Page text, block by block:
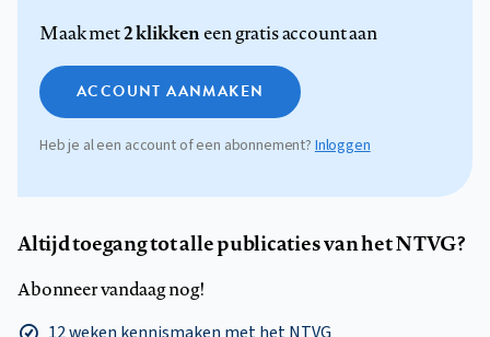
Maak met2 klikkeneen gratis account aan
ACCOUNT AANMAKEN
Heb je al een account of een abonnement? Inloggen
Altijd toegang tot alle publicaties van het NTVG?
Abonneer vandaag nog!